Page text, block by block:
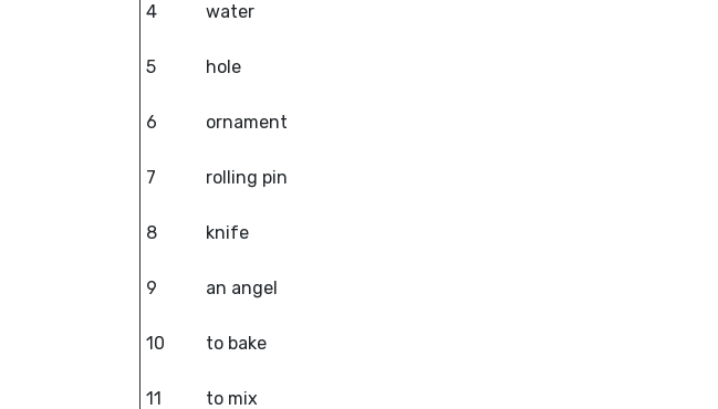
4 water
5 hole
6 ornament
7 rolling pin
8 knife
9 an angel
10 to bake
11 to mix